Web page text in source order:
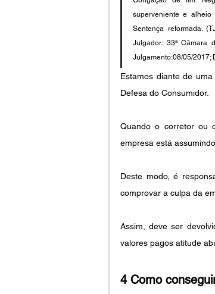
superveniente e alheio
Sentença reformada.
Julgador: 33ª Câmara
Julgamento:08/05/2017;
Estamos diante de
Defesa do Consumidor.
Quando o corretor ou
empresa está
Deste modo, é
comprovar a culpa da
Assim, deve ser
valores pagos atitude
4 Como